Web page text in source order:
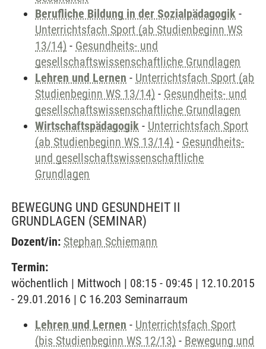
Berufliche Bildung in der Sozialpädagogik -
Unterrichtsfach Sport (ab Studienbeginn WS
13/14) - Gesundheits- und
gesellschaftswissenschaftliche Grundlagen
Lehren und Lernen - Unterrichtsfach Sport (ab
Studienbeginn WS 13/14) - Gesundheits- und
gesellschaftswissenschaftliche Grundlagen
Wirtschaftspädagogik - Unterrichtsfach Sport
(ab Studienbeginn WS 13/14) - Gesundheits-
und gesellschaftswissenschaftliche
Grundlagen
BEWEGUNG UND GESUNDHEIT II
GRUNDLAGEN (SEMINAR)
Dozent/in: Stephan Schiemann
Termin:
wöchentlich | Mittwoch | 08:15 - 09:45 | 12.10.2015
- 29.01.2016 | C 16.203 Seminarraum
Lehren und Lernen - Unterrichtsfach Sport
(bis Studienbeginn WS 12/13) - Bewegung und